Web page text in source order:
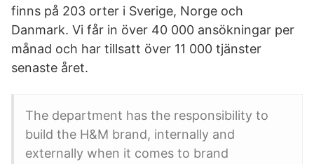
finns på 203 orter i Sverige, Norge och
Danmark. Vi får in över 40 000 ansökningar per
månad och har tillsatt över 11 000 tjänster
senaste året.
The department has the responsibility to
build the H&M brand, internally and
externally when it comes to brand